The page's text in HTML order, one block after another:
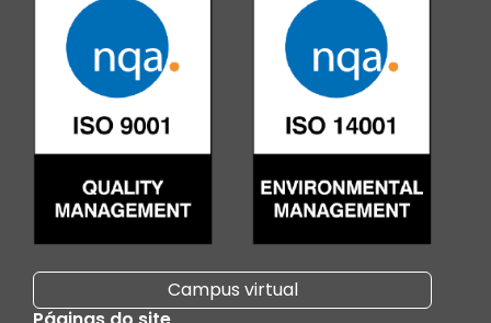
Campus virtual